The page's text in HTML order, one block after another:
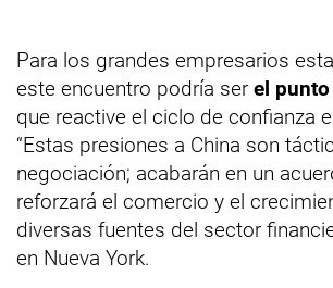
Para los grandes empresarios
este encuentro podría ser el
que reactive el ciclo de confianza
“Estas presiones a China son
negociación; acabarán en un
reforzará el comercio y el
diversas fuentes del sector
en Nueva York.